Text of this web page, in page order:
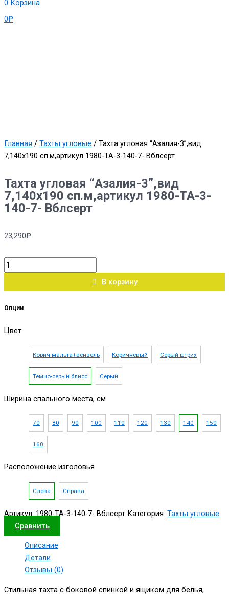
0₽
0 Корзина
Главная / Тахты угловые / Тахта угловая “Азалия-3”,вид
7,140х190 сп.м,артикул 1980-ТА-3-140-7- Вблсерт
Тахта угловая “Азалия-3”,вид
7,140х190 сп.м,артикул 1980-ТА-3-
140-7- Вблсерт
23,290₽
В корзину
Опции
Цвет
Корич мальта+вензель Коричневый Серый штрих
Темно-серый блисс Серый
Ширина спального места, см
70 80 90 100 110 120 130 140 150
160
Расположение изголовья
Слева Справа
Артикул:1980-ТА-3-140-7- Вблсерт Категория: Тахты угловые
Сравнить
Описание
Детали
Отзывы (0)
Стильная тахта с боковой спинкой и ящиком для белья,